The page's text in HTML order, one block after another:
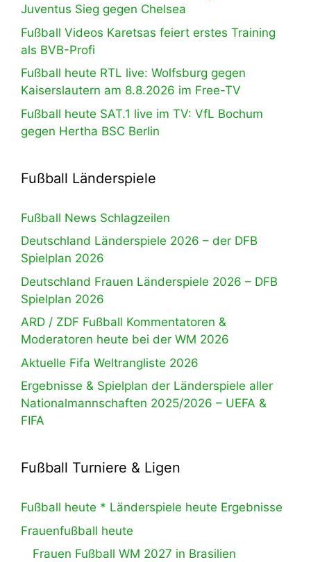
Juventus Sieg gegen Chelsea
Fußball Videos Karetsas feiert erstes Training
als BVB-Profi
Fußball heute RTL live: Wolfsburg gegen
Kaiserslautern am 8.8.2026 im Free-TV
Fußball heute SAT.1 live im TV: VfL Bochum
gegen Hertha BSC Berlin
Fußball Länderspiele
Fußball News Schlagzeilen
Deutschland Länderspiele 2026 – der DFB
Spielplan 2026
Deutschland Frauen Länderspiele 2026 – DFB
Spielplan 2026
ARD / ZDF Fußball Kommentatoren &
Moderatoren heute bei der WM 2026
Aktuelle Fifa Weltrangliste 2026
Ergebnisse & Spielplan der Länderspiele aller
Nationalmannschaften 2025/2026 – UEFA &
FIFA
Fußball Turniere & Ligen
Fußball heute * Länderspiele heute Ergebnisse
Frauenfußball heute
Frauen Fußball WM 2027 in Brasilien